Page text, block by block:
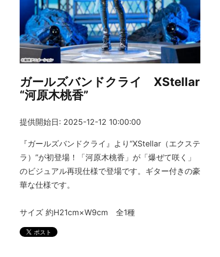
ガールズバンドクライ XStellar
“河原木桃香”
提供開始日: 2025-12-12 10:00:00
『ガールズバンドクライ』より“XStellar（エクステ
ラ）”が初登場！「河原木桃香」が「爆ぜて咲く」
のビジュアル再現仕様で登場です。ギター付きの豪
華な仕様です。
サイズ 約H21cm×W9cm 全1種